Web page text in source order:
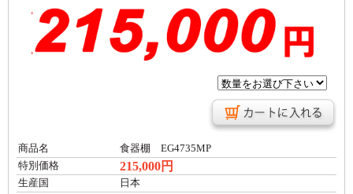
商品名
食器棚 EG4735MP
特別価格
215,000円
生産国
日本